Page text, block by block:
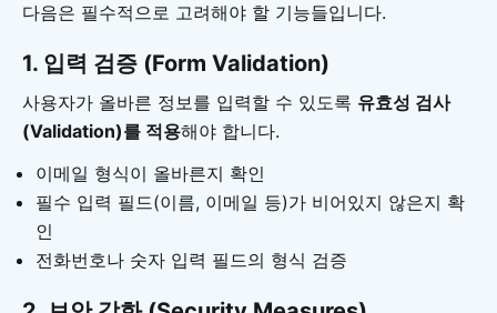
다음은 필수적으로 고려해야 할 기능들입니다.
1. 입력 검증 (Form Validation)
사용자가 올바른 정보를 입력할 수 있도록 유효성 검사
(Validation)를 적용해야 합니다.
이메일 형식이 올바른지 확인
필수 입력 필드(이름, 이메일 등)가 비어있지 않은지 확
인
전화번호나 숫자 입력 필드의 형식 검증